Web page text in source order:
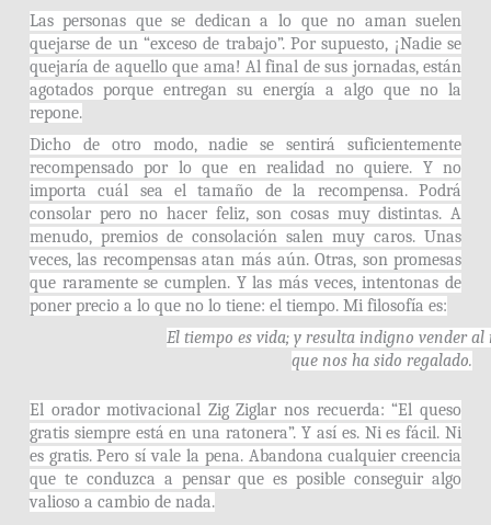
Las personas que se dedican a lo que no aman suelen
quejarse de un “exceso de trabajo”. Por supuesto, ¡Nadie se
quejaría de aquello que ama! Al final de sus jornadas, están
agotados porque entregan su energía a algo que no la
repone.
Dicho de otro modo, nadie se sentirá suficientemente
recompensado por lo que en realidad no quiere. Y no
importa cuál sea el tamaño de la recompensa. Podrá
consolar pero no hacer feliz, son cosas muy distintas. A
menudo, premios de consolación salen muy caros. Unas
veces, las recompensas atan más aún. Otras, son promesas
que raramente se cumplen. Y las más veces, intentonas de
poner precio a lo que no lo tiene: el tiempo. Mi filosofía es:
El tiempo es vida; y resulta indigno vender
que nos ha sido regalado.
El orador motivacional Zig Ziglar nos recuerda: “El queso
gratis siempre está en una ratonera”. Y así es. Ni es fácil. Ni
es gratis. Pero sí vale la pena. Abandona cualquier creencia
que te conduzca a pensar que es posible conseguir algo
valioso a cambio de nada.